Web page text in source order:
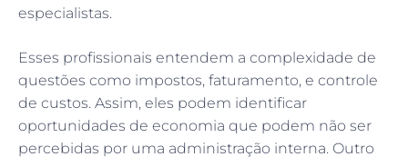
especialistas.
Esses profissionais entendem a complexidade de
questões como impostos, faturamento, e controle
de custos. Assim, eles podem identificar
oportunidades de economia que podem não ser
percebidas por uma administração interna. Outro